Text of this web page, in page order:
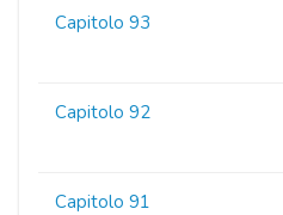
Capitolo 93
Capitolo 92
Capitolo 91